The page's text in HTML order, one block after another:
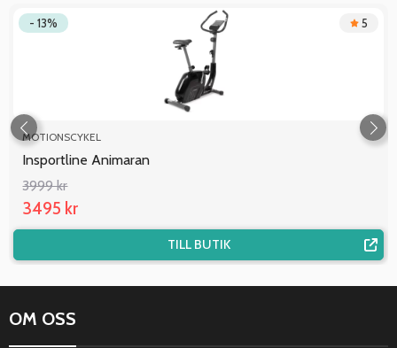
- 13% 5
MOTIONSCYKEL
Insportline Animaran
3999 kr
3495 kr
TILL BUTIK
OM OSS